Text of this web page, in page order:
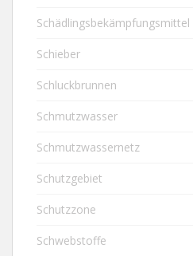
Schädlingsbekämpfungsmittel
Schieber
Schluckbrunnen
Schmutzwasser
Schmutzwassernetz
Schutzgebiet
Schutzzone
Schwebstoffe